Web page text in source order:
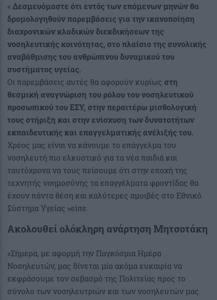
« Δεσμευόμαστε ότι εντός των επόμενων μηνών θα
δρομολογηθούν παρεμβάσεις για την ικανοποίηση
διαχρονικών κλαδικών διεκδικήσεων της
νοσηλευτικής κοινότητας, στο πλαίσιο της συνολικής
αναβάθμισης του ανθρώπινου δυναμικού του
συστήματος υγείας.
Οι παρεμβάσεις αυτές θα αφορούν κυρίως στη
θεσμική αναγνώριση του ρόλου του νοσηλευτικού
προσωπικού του ΕΣΥ, στην περαιτέρω μισθολογική
τους στήριξη και στην ενίσχυση των δυνατοτήτων
εκπαιδευτικής και επαγγελματικής ανέλιξής του.
Χρέος μας είναι να κάνουμε το επάγγελμα του
νοσηλευτή πιο ελκυστικό για τα νέα παιδιά και
ταυτόχρονα να τους πείσουμε ότι στην εποχή της
τεχνητής νοημοσύνης τα επαγγέλματα φροντίδας θα
έχουν πάντα θέση και καλύτερες αμοιβές στο Εθνικό
Σύστημα Υγείας »είπε
Ακολουθεί ολόκληρη ανάρτηση Μητσοτάκη
«Σήμερα, με αφορμή την Παγκόσμια Ημέρα
Νοσηλευτών, μας δίνεται μία ακόμα ευκαιρία να
εκφράσουμε τον σεβασμό της Πολιτείας προς το
σύνολο των νοσηλευτριών και των νοσηλευτών μας.